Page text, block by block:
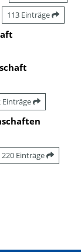
113 Einträge
Einträge
220 Einträge